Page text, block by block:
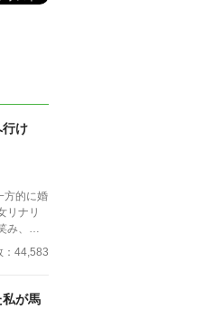
行け
方的に婚
：44,583
が馬